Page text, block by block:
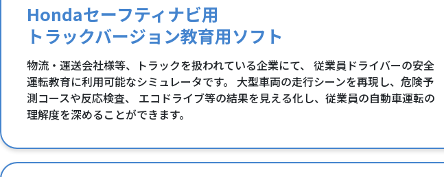
Hondaセーフティナビ用
トラックバージョン教育用ソフト
物流・運送会社様等、トラックを扱われている企業にて、 従業員ドライバーの安全
運転教育に利用可能なシミュレータです。 大型車両の走行シーンを再現し、危険予
測コースや反応検査、 エコドライブ等の結果を見える化し、従業員の自動車運転の
理解度を深めることができます。